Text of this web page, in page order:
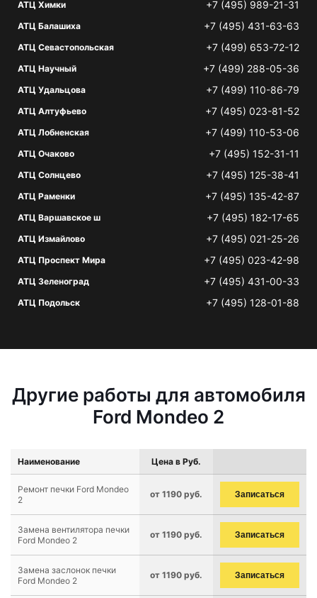
АТЦ Химки +7 (495) 989-21-31
АТЦ Балашиха +7 (495) 431-63-63
АТЦ Севастопольская +7 (499) 653-72-12
АТЦ Научный +7 (499) 288-05-36
АТЦ Удальцова +7 (499) 110-86-79
АТЦ Алтуфьево +7 (495) 023-81-52
АТЦ Лобненская +7 (499) 110-53-06
АТЦ Очаково +7 (495) 152-31-11
АТЦ Солнцево +7 (495) 125-38-41
АТЦ Раменки +7 (495) 135-42-87
АТЦ Варшавское ш +7 (495) 182-17-65
АТЦ Измайлово +7 (495) 021-25-26
АТЦ Проспект Мира +7 (495) 023-42-98
АТЦ Зеленоград +7 (495) 431-00-33
АТЦ Подольск +7 (495) 128-01-88
Другие работы для автомобиля
Ford Mondeo 2
Наименование Цена в Руб.
Ремонт печки Ford Mondeo
2
от 1190 руб. Записаться
Замена вентилятора печки
Ford Mondeo 2
от 1190 руб. Записаться
Замена заслонок печки
Ford Mondeo 2
от 1190 руб. Записаться